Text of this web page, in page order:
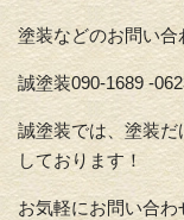
塗装などのお問い合
誠塗装090-1689 -
誠塗装では、塗装
しております！
お気軽にお問い合わ